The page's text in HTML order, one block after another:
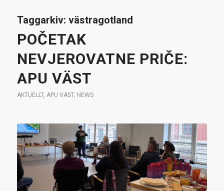
Taggarkiv: västragotland
POČETAK
NEVJEROVATNE PRIČE:
APU VÄST
AKTUELLT, APU VAST, NEWS